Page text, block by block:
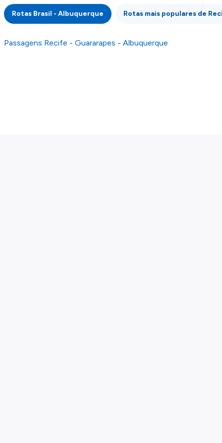
integridade ou pela precisão da informação
publicada, por isso verifique com atenção todas
as condições no website do parceiro antes de
fazer uma reserva. Para mais detalhes verifique
os nossos
Termos e Condições.
Rotas Brasil - Albuquerque Rotas mais populares de
Passagens Recife - Guararapes - Albuquerque